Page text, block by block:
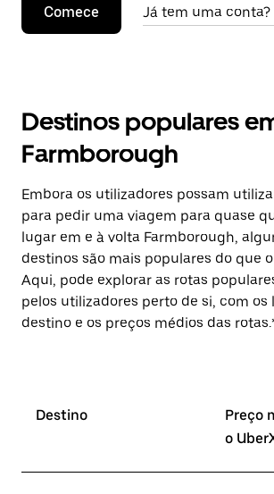
Comece Já tem uma conta?
Destinos populares
Farmborough
Embora os utilizadores possam
para pedir uma viagem para quase
lugar em e à volta Farmborough,
destinos são mais populares do que
Aqui, pode explorar as rotas
pelos utilizadores perto de si, com os
destino e os preços médios das
Destino
Preço
o